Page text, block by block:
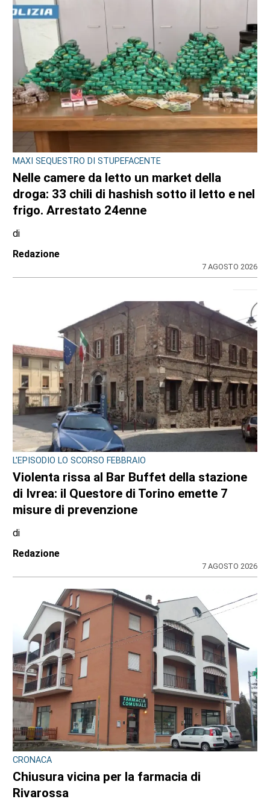
MAXI SEQUESTRO DI STUPEFACENTE
Nelle camere da letto un market della
droga: 33 chili di hashish sotto il letto e nel
frigo. Arrestato 24enne
di
Redazione
7 AGOSTO 2026
L'EPISODIO LO SCORSO FEBBRAIO
Violenta rissa al Bar Buffet della stazione
di Ivrea: il Questore di Torino emette 7
misure di prevenzione
di
Redazione
7 AGOSTO 2026
CRONACA
Chiusura vicina per la farmacia di
Rivarossa